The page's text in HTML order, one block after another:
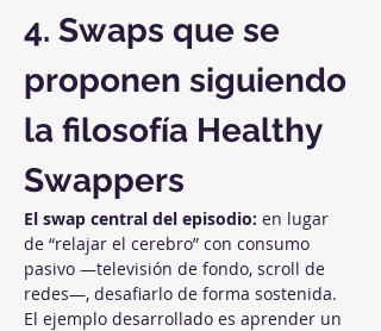
4. Swaps que se
proponen siguiendo
la filosofía Healthy
Swappers
El swap central del episodio: en lugar
de “relajar el cerebro” con consumo
pasivo —televisión de fondo, scroll de
redes—, desafiarlo de forma sostenida.
El ejemplo desarrollado es aprender un